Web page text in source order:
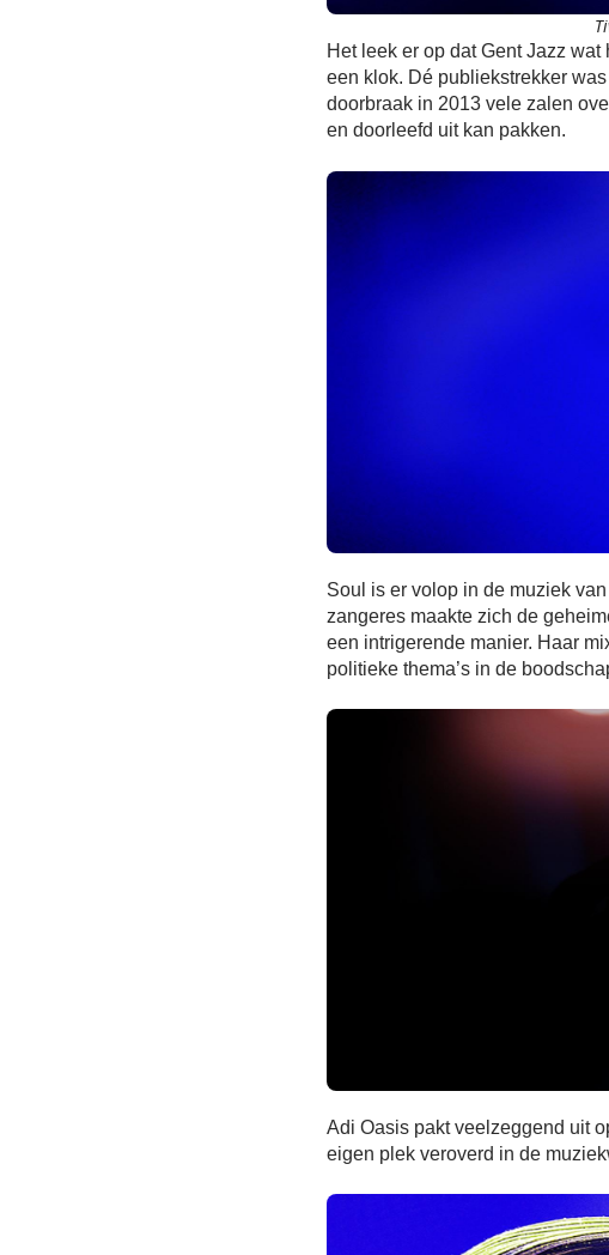
Het leek er op dat Gent Jazz
een klok. Dé publiekstrekker
doorbraak in 2013 vele zalen
en doorleefd uit kan pakken.
Soul is er volop in de muziek
zangeres maakte zich de
een intrigerende manier. Haar
politieke thema’s in de
Adi Oasis pakt veelzeggend uit
eigen plek veroverd in de